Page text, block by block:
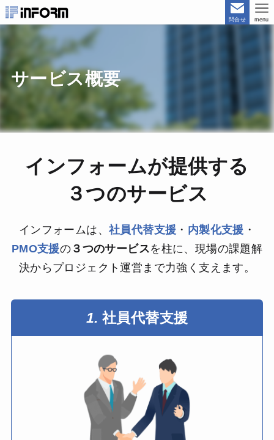
問合せ menu
サービス概要
インフォームが提供する
３つのサービス
インフォームは、 社員代替支援 ・ 内製化支援 ・
PMO支援の ３つのサービスを柱に、 現場の課題解
決からプロジェクト運営まで力強く支えます。
1. 社員代替支援